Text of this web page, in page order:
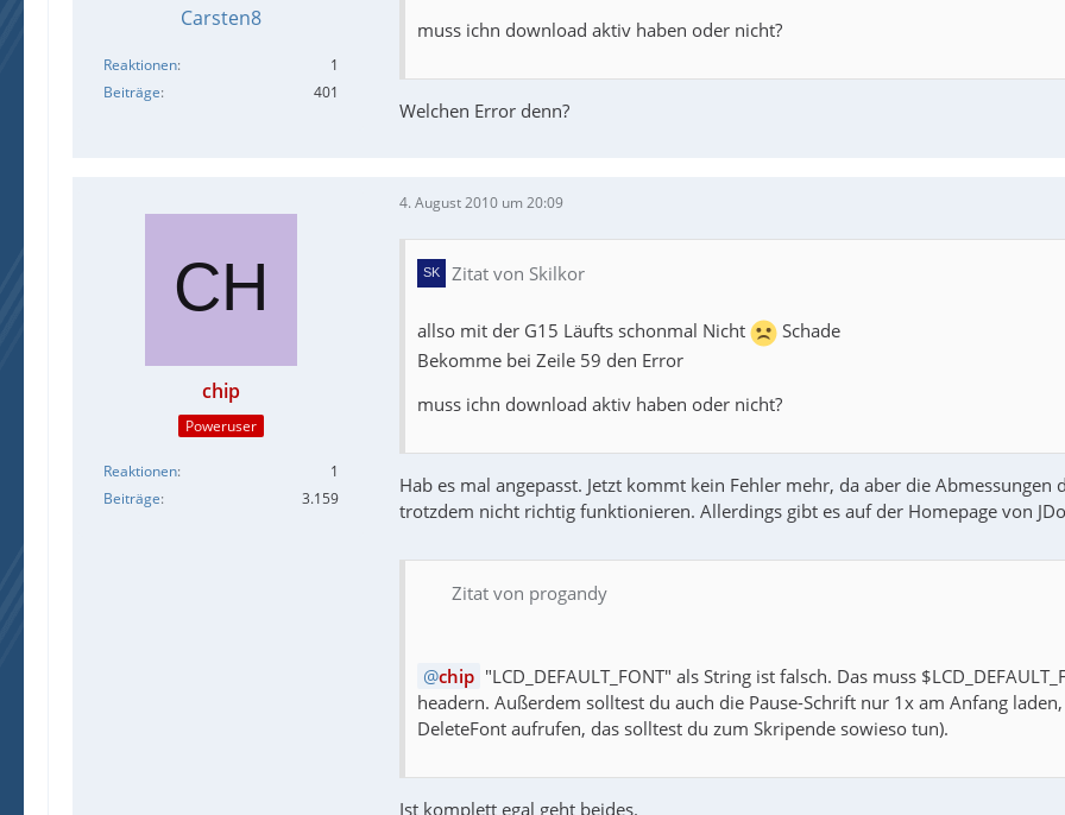
Carsten8
Reaktionen
1
Beiträge
401
muss ichn download aktiv haben oder nicht?
Welchen Error denn?
chip
Poweruser
Reaktionen
1
Beiträge
3.159
4. August 2010 um 20:09
Zitat von Skilkor
allso mit der G15 Läufts schonmal Nicht
Schade
Bekomme bei Zeile 59 den Error
muss ichn download aktiv haben oder nicht?
Hab es mal angepasst. Jetzt kommt kein Fehler mehr, da aber die
trotzdem nicht richtig funktionieren. Allerdings gibt es auf der Homepage von
Zitat von progandy
chip "LCD_DEFAULT_FONT" als String ist falsch. Das muss
headern. Außerdem solltest du auch die Pause-Schrift nur 1x am Anfang
DeleteFont aufrufen, das solltest du zum Skripende sowieso tun).
Ist komplett egal geht beides.